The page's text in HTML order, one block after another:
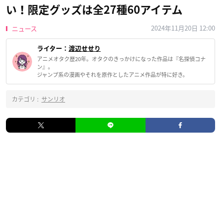
い！限定グッズは全27種60アイテム
ニュース 2024年11月20日 12:00
ライター： 渡辺せせり
アニメオタク歴20年。オタクのきっかけになった作品は『名探偵コナ
ン』。
ジャンプ系の漫画やそれを原作としたアニメ作品が特に好き。
カテゴリ : サンリオ